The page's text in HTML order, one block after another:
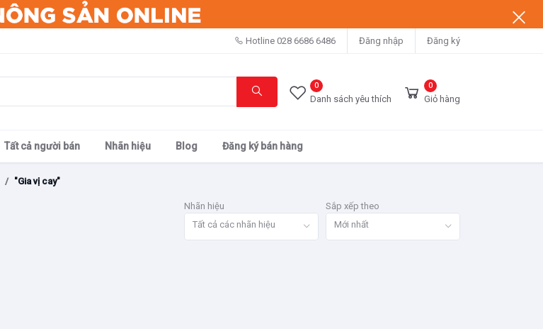
Hotline 028 6686 6486 Đăng nhập Đăng ký
0
Danh sách yêu thích
0
Giỏ hàng
Tất cả người bán Nhãn hiệu Blog Đăng ký bán hàng
"Gia vị cay"
Nhãn hiệu
Tất cả các nhãn hiệu
Sắp xếp theo
Mới nhất